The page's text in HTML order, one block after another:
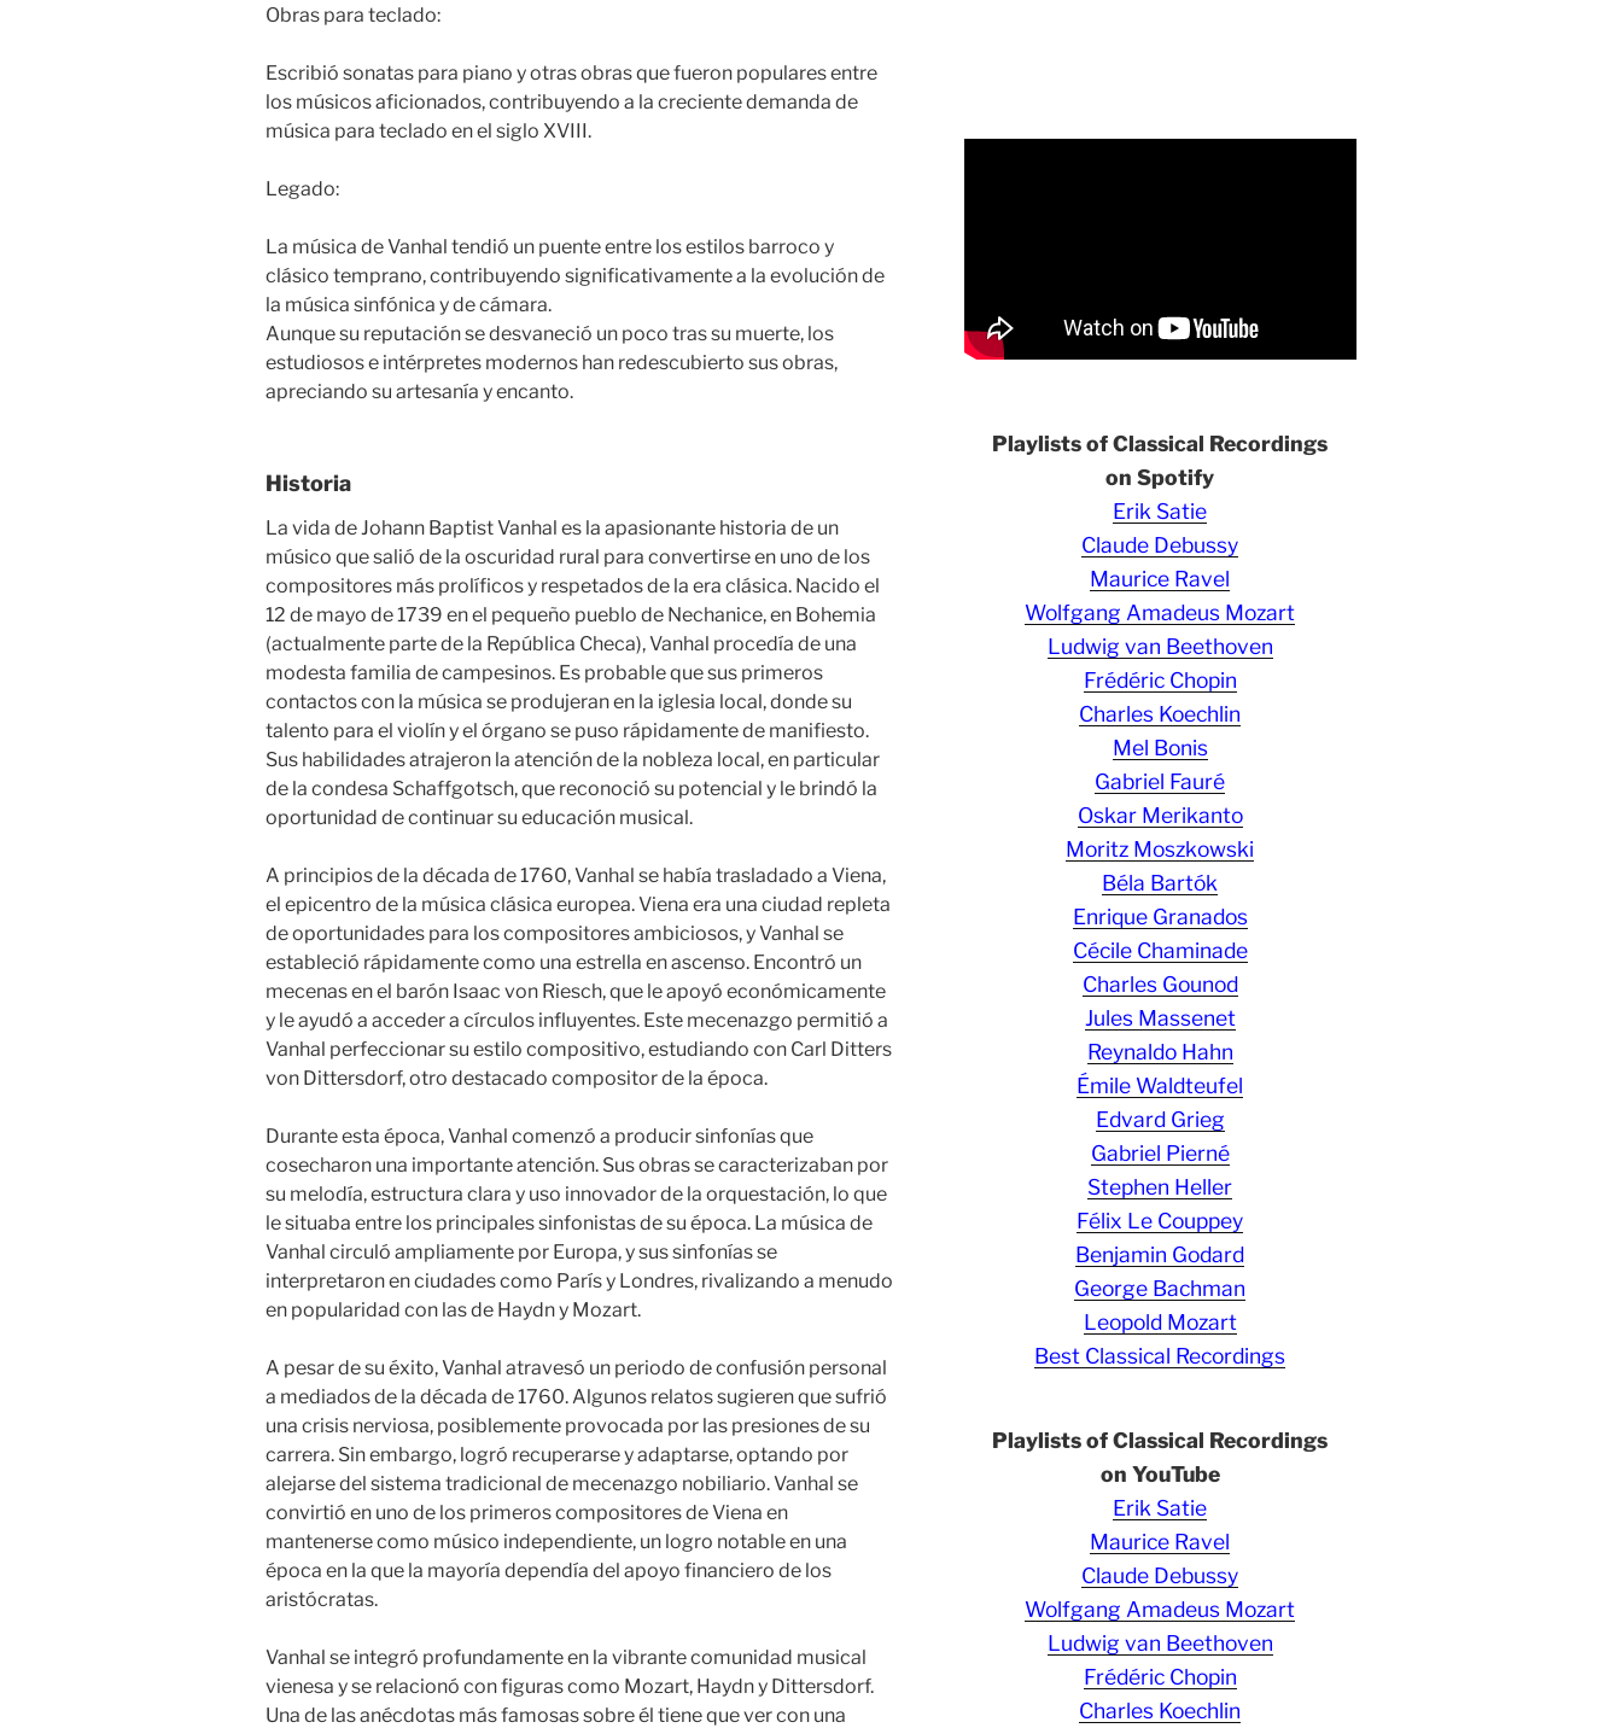
Obras para teclado:
Escribió sonatas para piano y otras obras que fueron populares entre
los músicos aficionados, contribuyendo a la creciente demanda de
música para teclado en el siglo XVIII.
Legado:
La música de Vanhal tendió un puente entre los estilos barroco y
clásico temprano, contribuyendo significativamente a la evolución de
la música sinfónica y de cámara.
Aunque su reputación se desvaneció un poco tras su muerte, los
estudiosos e intérpretes modernos han redescubierto sus obras,
apreciando su artesanía y encanto.
Historia
La vida de Johann Baptist Vanhal es la apasionante historia de un
músico que salió de la oscuridad rural para convertirse en uno de los
compositores más prolíficos y respetados de la era clásica. Nacido el
12 de mayo de 1739 en el pequeño pueblo de Nechanice, en Bohemia
(actualmente parte de la República Checa), Vanhal procedía de una
modesta familia de campesinos. Es probable que sus primeros
contactos con la música se produjeran en la iglesia local, donde su
talento para el violín y el órgano se puso rápidamente de manifiesto.
Sus habilidades atrajeron la atención de la nobleza local, en particular
de la condesa Schaffgotsch, que reconoció su potencial y le brindó la
oportunidad de continuar su educación musical.
A principios de la década de 1760, Vanhal se había trasladado a Viena,
el epicentro de la música clásica europea. Viena era una ciudad repleta
de oportunidades para los compositores ambiciosos, y Vanhal se
estableció rápidamente como una estrella en ascenso. Encontró un
mecenas en el barón Isaac von Riesch, que le apoyó económicamente
y le ayudó a acceder a círculos influyentes. Este mecenazgo permitió a
Vanhal perfeccionar su estilo compositivo, estudiando con Carl Ditters
von Dittersdorf, otro destacado compositor de la época.
Durante esta época, Vanhal comenzó a producir sinfonías que
cosecharon una importante atención. Sus obras se caracterizaban por
su melodía, estructura clara y uso innovador de la orquestación, lo que
le situaba entre los principales sinfonistas de su época. La música de
Vanhal circuló ampliamente por Europa, y sus sinfonías se
interpretaron en ciudades como París y Londres, rivalizando a menudo
en popularidad con las de Haydn y Mozart.
A pesar de su éxito, Vanhal atravesó un periodo de confusión personal
a mediados de la década de 1760. Algunos relatos sugieren que sufrió
una crisis nerviosa, posiblemente provocada por las presiones de su
carrera. Sin embargo, logró recuperarse y adaptarse, optando por
alejarse del sistema tradicional de mecenazgo nobiliario. Vanhal se
convirtió en uno de los primeros compositores de Viena en
mantenerse como músico independiente, un logro notable en una
época en la que la mayoría dependía del apoyo financiero de los
aristócratas.
Vanhal se integró profundamente en la vibrante comunidad musical
vienesa y se relacionó con figuras como Mozart, Haydn y Dittersdorf.
Una de las anécdotas más famosas sobre él tiene que ver con una
Playlists of Classical Recordings
on Spotify
Erik Satie
Claude Debussy
Maurice Ravel
Wolfgang Amadeus Mozart
Ludwig van Beethoven
Frédéric Chopin
Charles Koechlin
Mel Bonis
Gabriel Fauré
Oskar Merikanto
Moritz Moszkowski
Béla Bartók
Enrique Granados
Cécile Chaminade
Charles Gounod
Jules Massenet
Reynaldo Hahn
Émile Waldteufel
Edvard Grieg
Gabriel Pierné
Stephen Heller
Félix Le Couppey
Benjamin Godard
George Bachman
Leopold Mozart
Best Classical Recordings
Playlists of Classical Recordings
on YouTube
Erik Satie
Maurice Ravel
Claude Debussy
Wolfgang Amadeus Mozart
Ludwig van Beethoven
Frédéric Chopin
Charles Koechlin